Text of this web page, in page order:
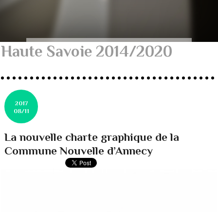
Haute Savoie 2014/2020
2017
08/11
La nouvelle charte graphique de la
Commune Nouvelle d’Annecy